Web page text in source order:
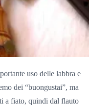
uso delle labbra e
dei “buongustai”, ma
a fiato, quindi dal flauto